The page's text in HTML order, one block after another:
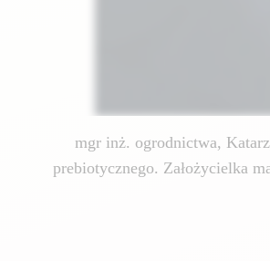
mgr inż. ogrodnictwa,
prebiotycznego. Założycielka